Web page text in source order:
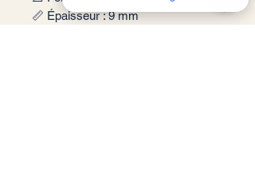
📏 Épaisseur : 9 mm